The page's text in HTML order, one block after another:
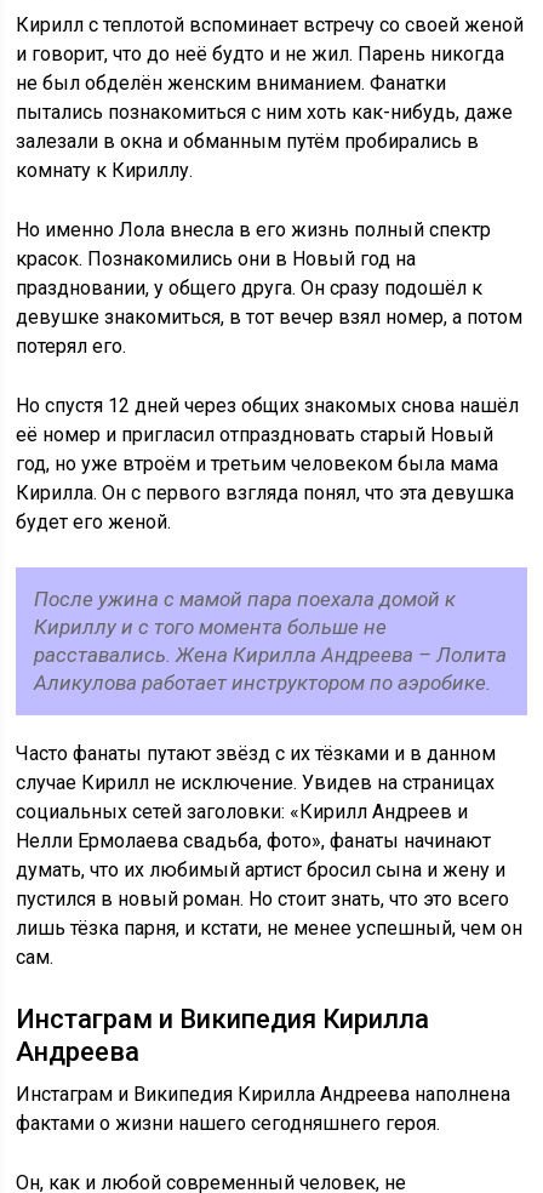
Кирилл с теплотой вспоминает встречу со своей женой
и говорит, что до неё будто и не жил. Парень никогда
не был обделён женским вниманием. Фанатки
пытались познакомиться с ним хоть как-нибудь, даже
залезали в окна и обманным путём пробирались в
комнату к Кириллу.
Но именно Лола внесла в его жизнь полный спектр
красок. Познакомились они в Новый год на
праздновании, у общего друга. Он сразу подошёл к
девушке знакомиться, в тот вечер взял номер, а потом
потерял его.
Но спустя 12 дней через общих знакомых снова нашёл
её номер и пригласил отпраздновать старый Новый
год, но уже втроём и третьим человеком была мама
Кирилла. Он с первого взгляда понял, что эта девушка
будет его женой.
После ужина с мамой пара поехала домой к
Кириллу и с того момента больше не
расставались. Жена Кирилла Андреева – Лолита
Аликулова работает инструктором по аэробике.
Часто фанаты путают звёзд с их тёзками и в данном
случае Кирилл не исключение. Увидев на страницах
социальных сетей заголовки: «Кирилл Андреев и
Нелли Ермолаева свадьба, фото», фанаты начинают
думать, что их любимый артист бросил сына и жену и
пустился в новый роман. Но стоит знать, что это всего
лишь тёзка парня, и кстати, не менее успешный, чем он
сам.
Инстаграм и Википедия Кирилла
Андреева
Инстаграм и Википедия Кирилла Андреева наполнена
фактами о жизни нашего сегодняшнего героя.
Он, как и любой современный человек, не